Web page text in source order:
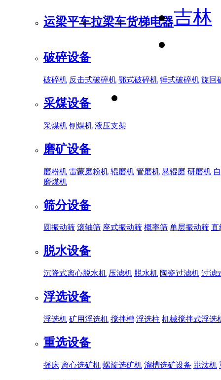
运梁平车拉梁车货梯电器
破碎设备
破碎机 反击式破碎机 鄂式破碎机 锤式破碎机 旋回
采煤设备
采煤机 刨煤机 液压支架
磨矿设备
磨粉机 雷蒙磨粉机 辊磨机 管磨机 悬辊磨 研磨机
磨煤机
筛分设备
圆振动筛 滚轴筛 座式振动筛 概率筛 单层振动筛 直
脱水设备
沉降式离心脱水机 压滤机 脱水机 陶瓷过滤机 过滤
浮选设备
浮选机 矿用浮选机 搅拌槽 浮选柱 机械搅拌式浮选
重选设备
摇床 离心选矿机 螺旋选矿机 溜槽选矿设备 跳汰机
吉林